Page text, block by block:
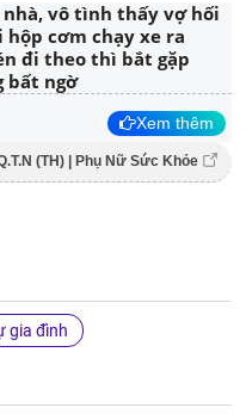
nhà, vô tình thấy vợ hối
hộp cơm chạy xe ra
đi theo thì bắt gặp
bất ngờ
Xem thêm
(TH) | Phụ Nữ Sức Khỏe
gia đình